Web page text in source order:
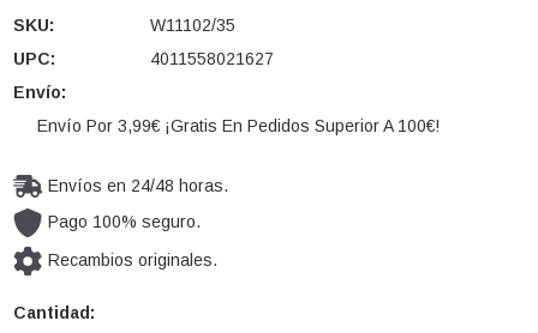
SKU:
W11102/35
UPC:
4011558021627
Envío:
Envío Por 3,99€ ¡Gratis En Pedidos Superior A 100€!
Envíos en 24/48 horas.
Pago 100% seguro.
Recambios originales.
Cantidad
Cantidad: